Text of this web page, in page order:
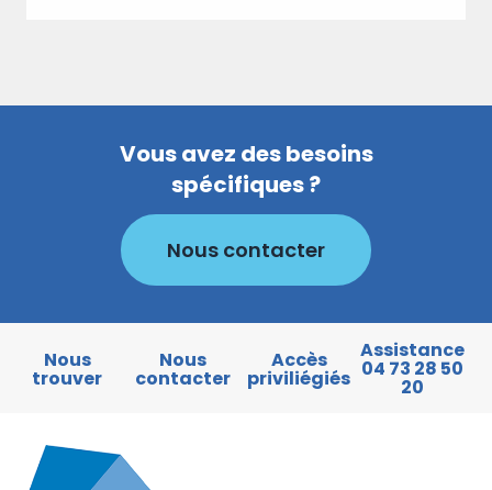
Vous avez des besoins
spécifiques ?
Nous contacter
Nous
trouver
Nous
contacter
Accès
priviliégiés
Assistance
04 73 28 50
20